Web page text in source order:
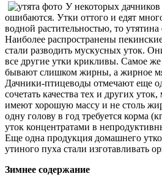
У некоторых
ошибаются. Утки оттого и едят
водной растительностью, то
Наиболее распространены
стали разводить мускусных уток.
все другие утки крикливы. Самое
бывают слишком жирны, а жирное
Дачники-птицеводы отмечают еще
сочетать качества тех и других
имеют хорошую массу и не столь
одну голову в год требуется корма
уток концентратами в
Еще одна продукция домашнего
утиного пуха стали
Зимнее содержание